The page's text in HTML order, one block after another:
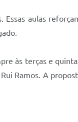
aulas
às terças e
Ramos. A